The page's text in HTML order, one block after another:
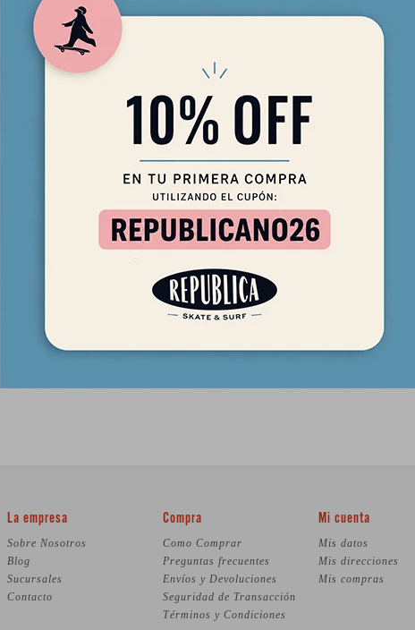
2.390
$ 2.032
2.690
La empresa
Sobre Nosotros
Blog
Sucursales
Contacto
Compra
Como Comprar
Preguntas frecuentes
Envíos y Devoluciones
Seguridad de Transacción
Términos y Condiciones
Mi cuenta
Mis datos
Mis direcciones
Mis compras